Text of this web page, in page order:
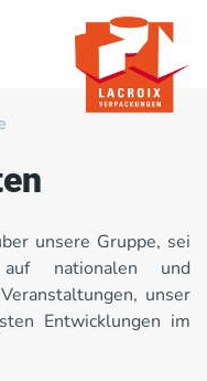
unsere Gruppe, sei
nationalen und
unser
Entwicklungen im